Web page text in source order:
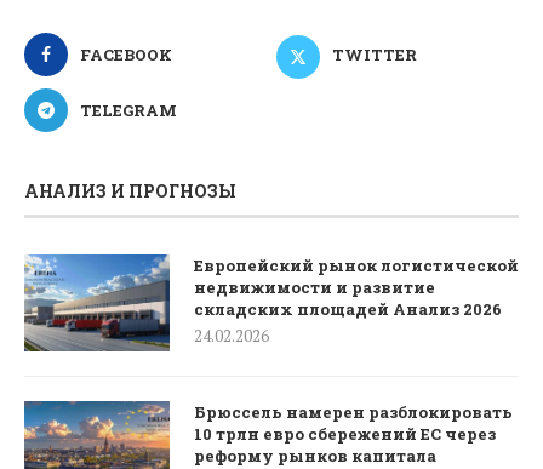
FACEBOOK TWITTER
TELEGRAM
АНАЛИЗ И ПРОГНОЗЫ
Европейский рынок логистической
недвижимости и развитие
складских площадей Анализ 2026
24.02.2026
Брюссель намерен разблокировать
10 трлн евро сбережений ЕС через
реформу рынков капитала